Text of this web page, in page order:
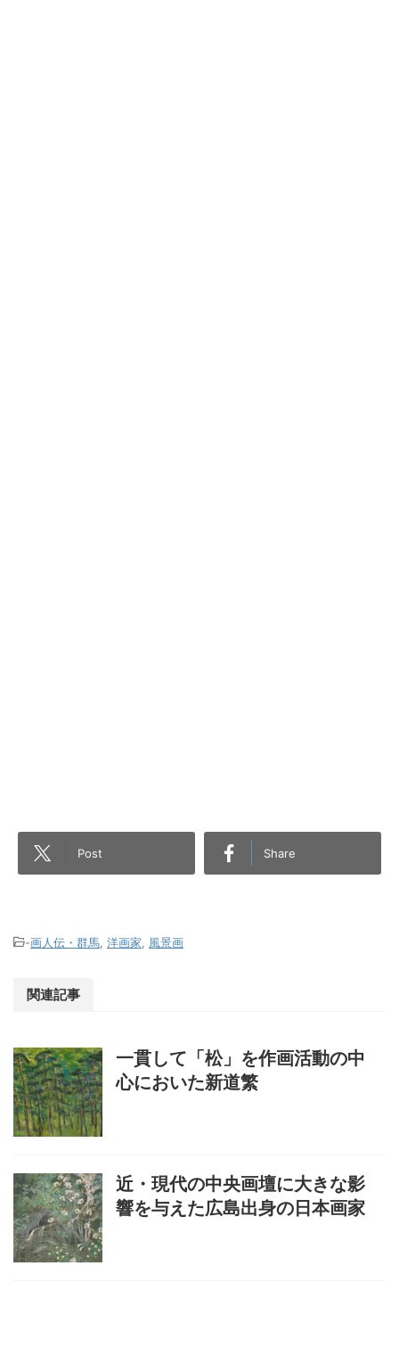
Post Share
-画人伝・群馬 洋画家 風景画
関連記事
一貫して「松」を作画活動の中
心においた新道繁
近・現代の中央画壇に大きな影
響を与えた広島出身の日本画家